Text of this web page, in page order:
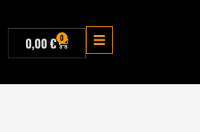
0,00€ 0